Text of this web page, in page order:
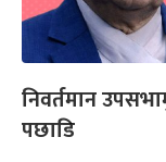
निवर्तमान
पछाडि